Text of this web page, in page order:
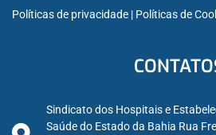
Políticas de privacidade | Políticas de
Sindicato dos Hospitais e
Saúde do Estado da Bahia Rua